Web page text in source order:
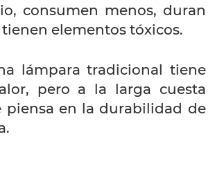
consumen menos, duran
tienen elementos tóxicos.
lámpara tradicional tiene
pero a la larga cuesta
piensa en la durabilidad de